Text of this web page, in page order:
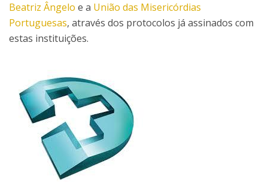
Beatriz Ângelo e a União das Misericórdias
Portuguesas, através dos protocolos já assinados com
estas instituições.